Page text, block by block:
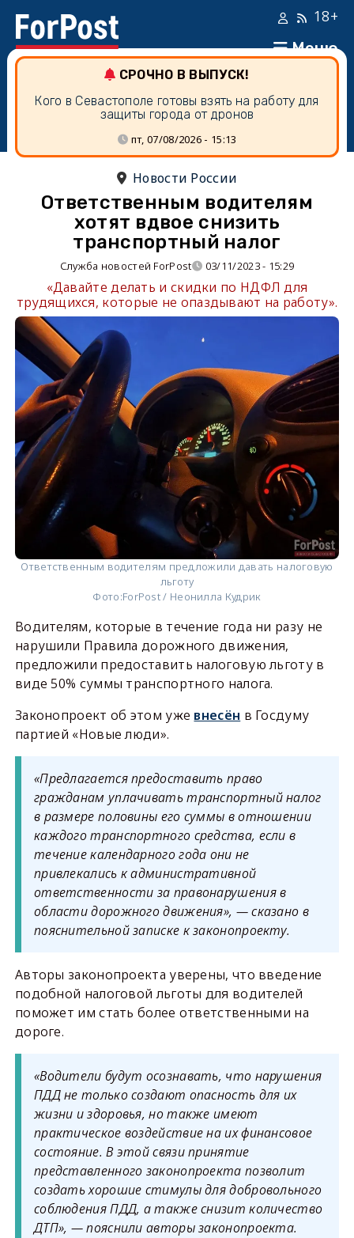
Меню
18+
СРОЧНО В ВЫПУСК!
Кого в Севастополе готовы взять на работу для
защиты города от дронов
пт, 07/08/2026 - 15:13
Новости России
Ответственным водителям
хотят вдвое снизить
транспортный налог
Служба новостей ForPost 03/11/2023 - 15:29
​«Давайте делать и скидки по НДФЛ для
трудящихся, которые не опаздывают на работу».
Ответственным водителям предложили давать налоговую
льготу
Фото:ForPost / Неонилла Кудрик
Водителям, которые в течение года ни разу не
нарушили Правила дорожного движения,
предложили предоставить налоговую льготу в
виде 50% суммы транспортного налога.
Законопроект об этом уже внесён в Госдуму
партией «Новые люди».
«Предлагается предоставить право
гражданам уплачивать транспортный налог
в размере половины его суммы в отношении
каждого транспортного средства, если в
течение календарного года они не
привлекались к административной
ответственности за правонарушения в
области дорожного движения», — сказано в
пояснительной записке к законопроекту.
Авторы законопроекта уверены, что введение
подобной налоговой льготы для водителей
поможет им стать более ответственными на
дороге.
«Водители будут осознавать, что нарушения
ПДД не только создают опасность для их
жизни и здоровья, но также имеют
практическое воздействие на их финансовое
состояние. В этой связи принятие
представленного законопроекта позволит
создать хорошие стимулы для добровольного
соблюдения ПДД, а также снизит количество
ДТП», — пояснили авторы законопроекта.